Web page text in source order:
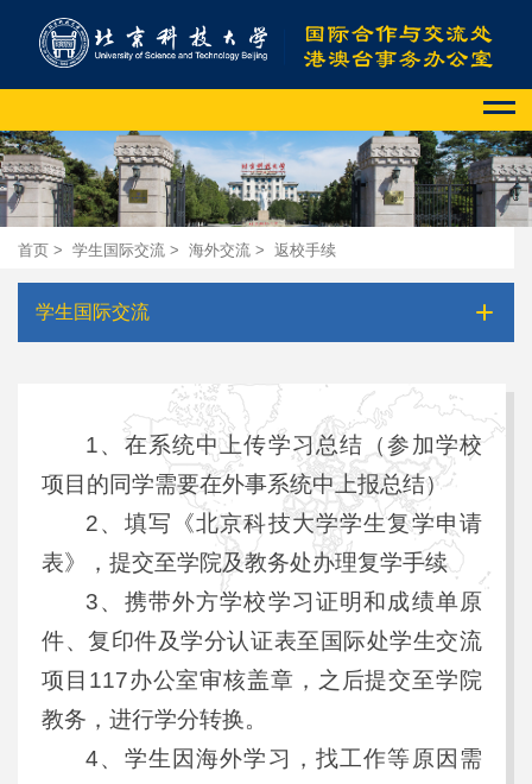
首页 > 学生国际交流 > 海外交流 > 返校手续
学生国际交流
1、在系统中上传学习总结（参加学校
项目的同学需要在外事系统中上报总结）
2、填写《北京科技大学学生复学申请
表》，提交至学院及教务处办理复学手续
3、携带外方学校学习证明和成绩单原
件、复印件及学分认证表至国际处学生交流
项目117办公室审核盖章，之后提交至学院
教务，进行学分转换。
4、学生因海外学习，找工作等原因需